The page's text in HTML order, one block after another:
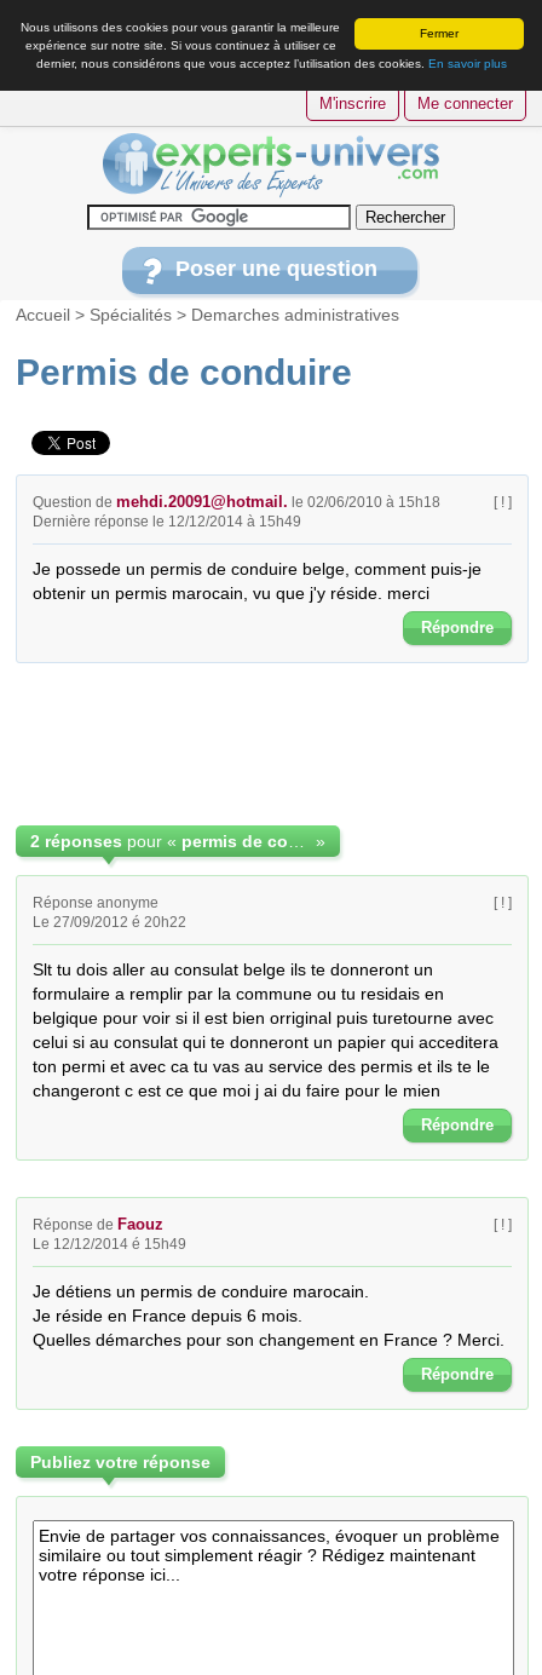
Fermer
Nous utilisons des cookies pour vous garantir la meilleure
expérience sur notre site. Si vous continuez à utiliser ce
dernier, nous considérons que vous acceptez l’utilisation des cookies. En savoir plus
M'inscrire Me connecter
Poser une question
Accueil > Spécialités > Demarches administratives
Permis de conduire
Question demehdi.20091@hotmail. le 02/06/2010 à 15h18
Dernière réponse le 12/12/2014 à 15h49
[ ! ]
Je possede un permis de conduire belge, comment puis-je
obtenir un permis marocain, vu que j'y réside. merci
Répondre
2 réponses pour « »
Réponse anonyme
Le 27/09/2012 é 20h22
[ ! ]
Slt tu dois aller au consulat belge ils te donneront un
formulaire a remplir par la commune ou tu residais en
belgique pour voir si il est bien orriginal puis turetourne avec
celui si au consulat qui te donneront un papier qui acceditera
ton permi et avec ca tu vas au service des permis et ils te le
changeront c est ce que moi j ai du faire pour le mien
Répondre
Réponse de Faouz
Le 12/12/2014 é 15h49
[ ! ]
Je détiens un permis de conduire marocain.
Je réside en France depuis 6 mois.
Quelles démarches pour son changement en France ? Merci.
Répondre
Publiez votre réponse